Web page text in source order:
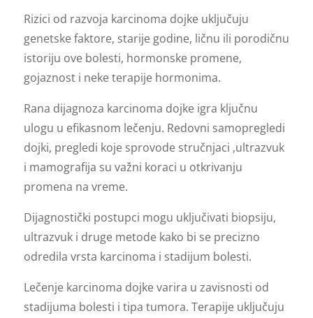
Rizici od razvoja karcinoma dojke uključuju
genetske faktore, starije godine, ličnu ili porodičnu
istoriju ove bolesti, hormonske promene,
gojaznost i neke terapije hormonima.
Rana dijagnoza karcinoma dojke igra ključnu
ulogu u efikasnom lečenju. Redovni samopregledi
dojki, pregledi koje sprovode stručnjaci ,ultrazvuk
i mamografija su važni koraci u otkrivanju
promena na vreme.
Dijagnostički postupci mogu uključivati biopsiju,
ultrazvuk i druge metode kako bi se precizno
odredila vrsta karcinoma i stadijum bolesti.
Lečenje karcinoma dojke varira u zavisnosti od
stadijuma bolesti i tipa tumora. Terapije uključuju